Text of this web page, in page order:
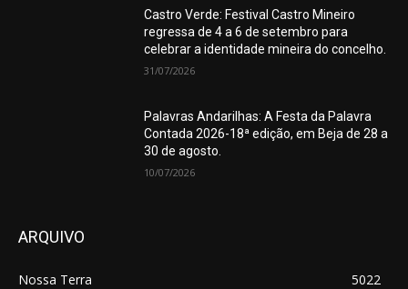
Castro Verde: Festival Castro Mineiro
regressa de 4 a 6 de setembro para
celebrar a identidade mineira do concelho.
31/07/2026
Palavras Andarilhas: A Festa da Palavra
Contada 2026-18ª edição, em Beja de 28 a
30 de agosto.
10/07/2026
ARQUIVO
Nossa Terra
5022